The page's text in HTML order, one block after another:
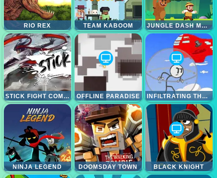
RIO REX TEAM KABOOM JUNGLE DASH MANIA
STICK FIGHT COMBO OFFLINE PARADISE INFILTRATING THE AIRSHIP
NINJA LEGEND DOOMSDAY TOWN BLACK KNIGHT